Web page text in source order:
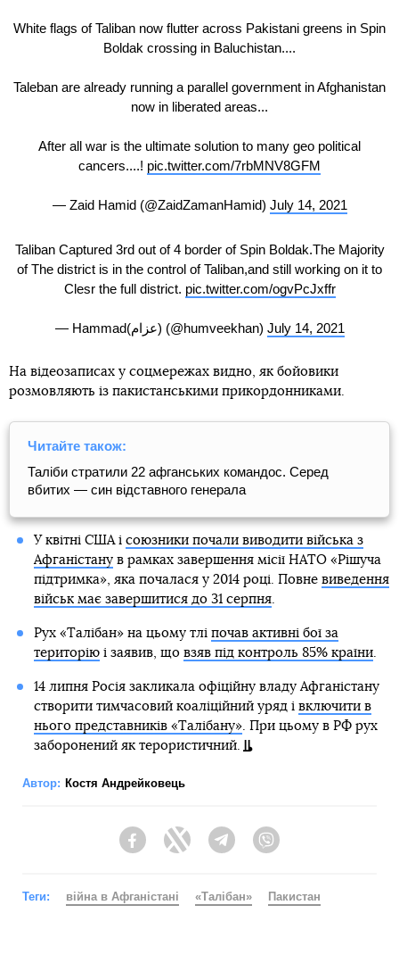
White flags of Taliban now flutter across Pakistani greens in Spin
Boldak crossing in Baluchistan....
Taleban are already running a parallel government in Afghanistan
now in liberated areas...
After all war is the ultimate solution to many geo political
cancers....! pic.twitter.com/7rbMNV8GFM
— Zaid Hamid (@ZaidZamanHamid) July 14, 2021
Taliban Captured 3rd out of 4 border of Spin Boldak.The Majority
of The district is in the control of Taliban,and still working on it to
Clesr the full district. pic.twitter.com/ogvPcJxffr
— Hammad(عزام) (@humveekhan) July 14, 2021
На відеозаписах у соцмережах видно, як бойовики
розмовляють із пакистанськими прикордонниками.
Читайте також:
Таліби стратили 22 афганських командос. Серед
вбитих — син відставного генерала
У квітні США і союзники почали виводити війська з
Афганістанув рамках завершення місії НАТО «Рішуча
підтримка», яка почалася у 2014 році. Повне виведення
військ має завершитися до 31 серпня.
Рух «Талібан» на цьому тлі почав активні бої за
територіюі заявив, що взяв під контроль 85% країни.
14 липня Росія закликала офіційну владу Афганістану
створити тимчасовий коаліційний уряд і включити в
нього представників «Талібану». При цьому в РФ рух
заборонений як терористичний.
Автор: Костя Андрейковець
FacebookTwitter Telegram
Теги: війна в Афганістані «Талібан» Пакистан